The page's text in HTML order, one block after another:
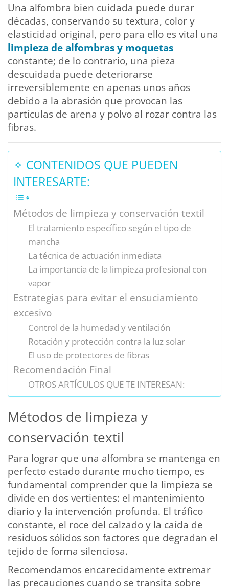
Una alfombra bien cuidada puede durar
décadas, conservando su textura, color y
elasticidad original, pero para ello es vital una
limpieza de alfombras y moquetas
constante; de lo contrario, una pieza
descuidada puede deteriorarse
irreversiblemente en apenas unos años
debido a la abrasión que provocan las
partículas de arena y polvo al rozar contra las
fibras.
✧ CONTENIDOS QUE PUEDEN
INTERESARTE:
Métodos de limpieza y conservación textil
El tratamiento específico según el tipo de
mancha
La técnica de actuación inmediata
La importancia de la limpieza profesional con
vapor
Estrategias para evitar el ensuciamiento
excesivo
Control de la humedad y ventilación
Rotación y protección contra la luz solar
El uso de protectores de fibras
Recomendación Final
OTROS ARTÍCULOS QUE TE INTERESAN:
Métodos de limpieza y
conservación textil
Para lograr que una alfombra se mantenga en
perfecto estado durante mucho tiempo, es
fundamental comprender que la limpieza se
divide en dos vertientes: el mantenimiento
diario y la intervención profunda. El tráfico
constante, el roce del calzado y la caída de
residuos sólidos son factores que degradan el
tejido de forma silenciosa.
Recomendamos encarecidamente extremar
las precauciones cuando se transita sobre